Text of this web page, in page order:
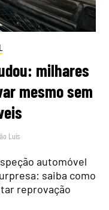
milhares
mesmo sem
Luís
automóvel
saiba como
reprovação